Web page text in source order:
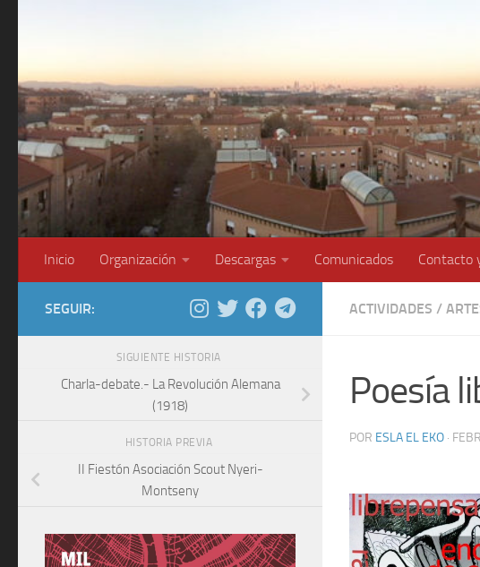
Inicio Organización Descargas Comunicados Contacto
ACTIVIDADES /
Poesía
POR ESLA EL EKO ·
SEGUIR:
SIGUIENTE HISTORIA
Charla-debate.- La Revolución Alemana
(1918)
HISTORIA PREVIA
II Fiestón Asociación Scout Nyeri-
Montseny